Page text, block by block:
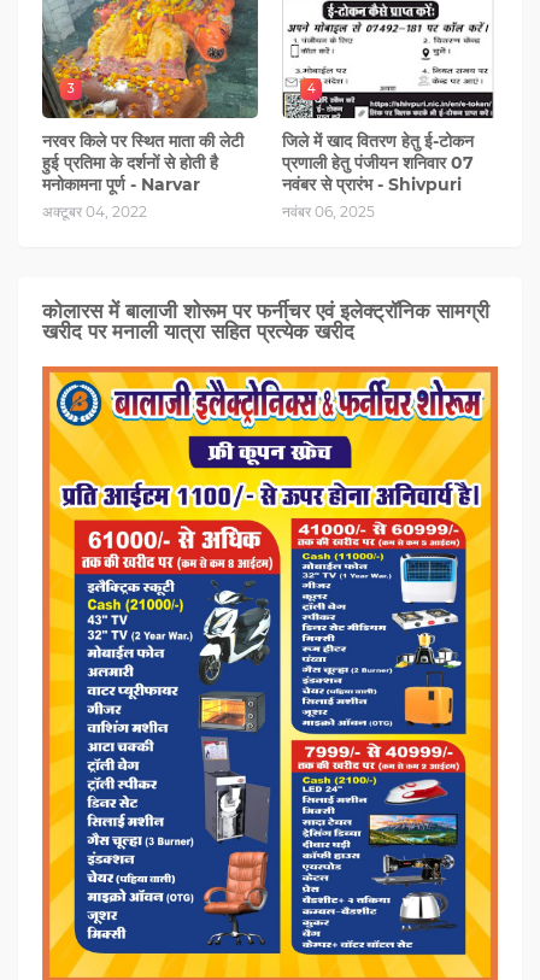
3
नरवर किले पर स्थित माता की लेटी
हुई प्रतिमा के दर्शनों से होती है
मनोकामना पूर्ण - Narvar
अक्टूबर 04, 2022
4
जिले में खाद वितरण हेतु ई-टोकन
प्रणाली हेतु पंजीयन शनिवार 07
नवंबर से प्रारंभ - Shivpuri
नवंबर 06, 2025
कोलारस में बालाजी शोरूम पर फर्नीचर एवं इलेक्ट्रॉनिक सामग्री
खरीद पर मनाली यात्रा सहित प्रत्‍येक खरीद